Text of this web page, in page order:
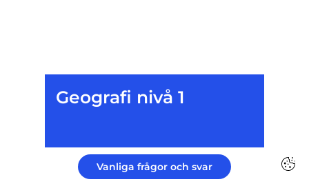
Vanliga frågor och svar
Geografi nivå 1